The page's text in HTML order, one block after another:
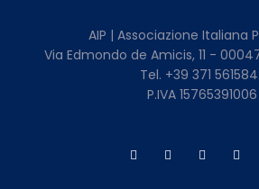
AIP | Associazione Italiana
Via Edmondo de Amicis, 11 -
Tel. +39 371
P.IVA 15765391006